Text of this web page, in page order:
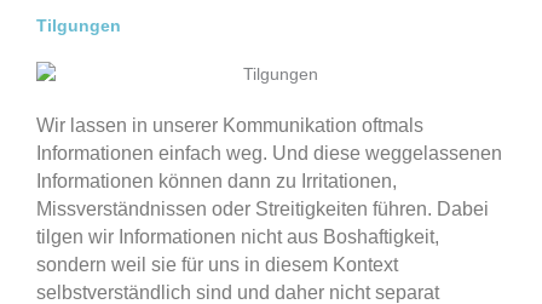
Tilgungen
Wir lassen in unserer Kommunikation oftmals
Informationen einfach weg. Und diese weggelassenen
Informationen können dann zu Irritationen,
Missverständnissen oder Streitigkeiten führen. Dabei
tilgen wir Informationen nicht aus Boshaftigkeit,
sondern weil sie für uns in diesem Kontext
selbstverständlich sind und daher nicht separat